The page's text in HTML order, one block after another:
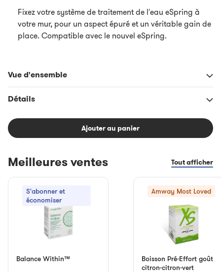
Fixez votre système de traitement de l'eau eSpring à
votre mur, pour un aspect épuré et un véritable gain de
place. Compatible avec le nouvel eSpring.
Vue d'ensemble
Détails
Ajouter au panier
Meilleures ventes Tout afficher
S'abonner et
économiser
Balance Within™
Amway Most Loved
Boisson Pré-Effort goût
citron-citron-vert